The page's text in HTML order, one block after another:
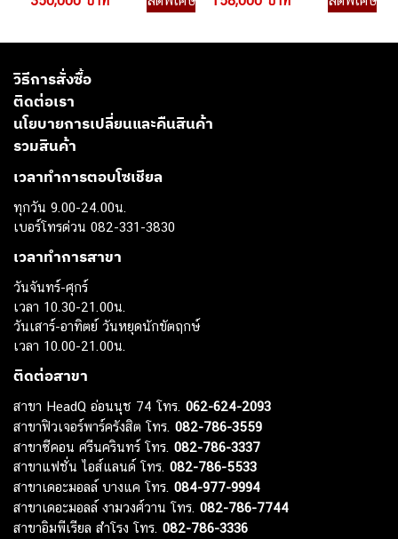
วิธีการสั่งซื้อ
ติดต่อเรา
นโยบายการเปลี่ยนและคืนสินค้า
รวมสินค้า
เวลาทำการตอบโซเชียล
ทุกวัน 9.00-24.00น.
เบอร์โทรด่วน 082-331-3830
เวลาทำการสาขา
วันจันทร์-ศุกร์
เวลา 10.30-21.00น.
วันเสาร์-อาทิตย์ วันหยุดนักขัตฤกษ์
เวลา 10.00-21.00น.
ติดต่อสาขา
สาขา HeadQ อ่อนนุช 74 โทร. 062-624-2093
สาขาฟิวเจอร์พาร์ครังสิต โทร. 082-786-3559
สาขาซีคอน ศรีนครินทร์ โทร. 082-786-3337
สาขาแฟชั่น ไอส์แลนด์ โทร. 082-786-5533
สาขาเดอะมอลล์ บางแค โทร. 084-977-9994
สาขาเดอะมอลล์ งามวงศ์วาน โทร. 082-786-7744
สาขาอิมพีเรียล สำโรง โทร. 082-786-3336